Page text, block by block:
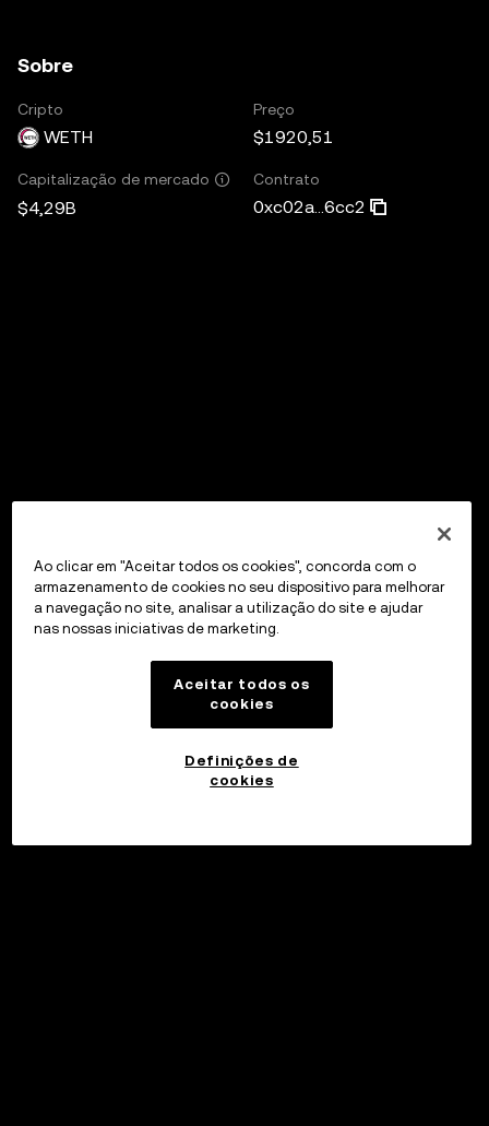
Sobre
Cripto
WETH
Preço
$1920,51
Capitalização de mercado
$4,29B
Contrato
0xc02a...6cc2
Ao clicar em "Aceitar todos os cookies", concorda com o
armazenamento de cookies no seu dispositivo para melhorar
a navegação no site, analisar a utilização do site e ajudar
nas nossas iniciativas de marketing.
Aceitar todos os
cookies
Definições de
cookies